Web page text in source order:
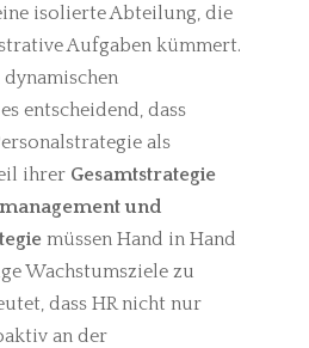
isolierte Abteilung, die
Aufgaben kümmert.
entscheidend, dass
als
ihrer Gesamtstrategie
und
müssen Hand in Hand
Wachstumsziele zu
dass HR nicht nur
an der